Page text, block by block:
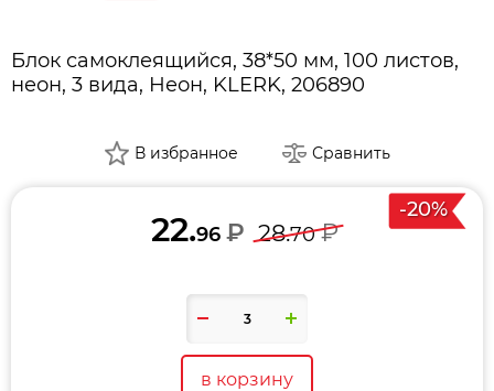
Блок самоклеящийся, 38*50 мм, 100 листов,
неон, 3 вида, Неон, KLERK, 206890
В избранное Сравнить
22.96 ₽ 28.70 ₽
-20%
в корзину